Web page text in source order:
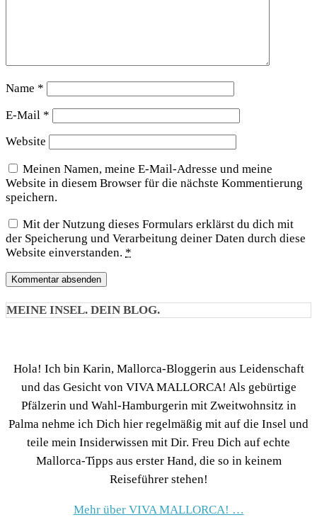
Name *
E-Mail *
Website
Meinen Namen, meine E-Mail-Adresse und meine
Website in diesem Browser für die nächste Kommentierung
speichern.
Mit der Nutzung dieses Formulars erklärst du dich mit
der Speicherung und Verarbeitung deiner Daten durch diese
Website einverstanden. *
MEINE INSEL. DEIN BLOG.
Hola! Ich bin Karin, Mallorca-Bloggerin aus Leidenschaft
und das Gesicht von VIVA MALLORCA! Als gebürtige
Pfälzerin und Wahl-Hamburgerin mit Zweitwohnsitz in
Palma nehme ich Dich hier regelmäßig mit auf die Insel und
teile mein Insiderwissen mit Dir. Freu Dich auf echte
Mallorca-Tipps aus erster Hand, die so in keinem
Reiseführer stehen!
Mehr über VIVA MALLORCA! …